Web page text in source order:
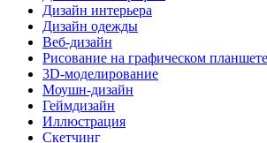
Дизайн интерьера
Дизайн одежды
Веб-дизайн
Рисование на графическом планшете
3D-моделирование
Моушн-дизайн
Геймдизайн
Иллюстрация
Скетчинг